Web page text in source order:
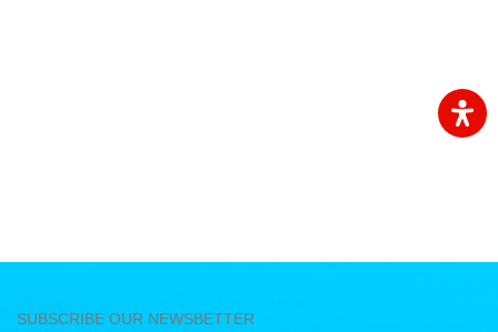
SUBSCRIBE OUR NEWSBETTER